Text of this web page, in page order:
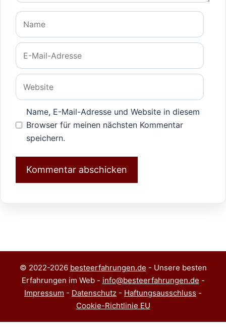
Name
E-
Mail-
Adresse
Website
Name, E-Mail-Adresse und Website in diesem
Browser für meinen nächsten Kommentar
speichern.
© 2022-2026 besteerfahrungen.de - Unsere besten
Erfahrungen im Web - info@besteerfahrungen.de -
Impressum - Datenschutz - Haftungsausschluss -
Cookie-Richtlinie EU